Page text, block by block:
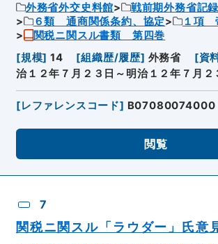
外務省外交史料館 戦前期外務省記録
６類 通商関係条約、協定
１項
関税ニ関スル書類 第四巻
[規模] 14 [組織歴/履歴] 外務省 [資
治１２年７月２３日～明治１２年７月２
[レファレンスコード] B07080074000
閲覧
7
関税ニ関スル「ラウダー」氏意